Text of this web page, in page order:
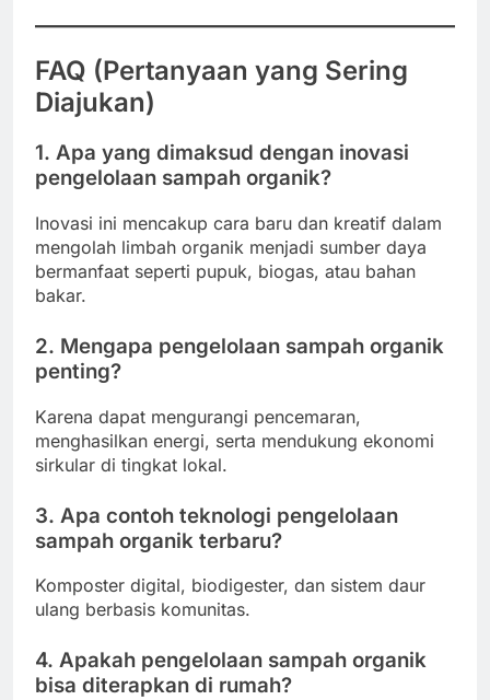
FAQ (Pertanyaan yang Sering
Diajukan)
1. Apa yang dimaksud dengan inovasi
pengelolaan sampah organik?
Inovasi ini mencakup cara baru dan kreatif dalam
mengolah limbah organik menjadi sumber daya
bermanfaat seperti pupuk, biogas, atau bahan
bakar.
2. Mengapa pengelolaan sampah organik
penting?
Karena dapat mengurangi pencemaran,
menghasilkan energi, serta mendukung ekonomi
sirkular di tingkat lokal.
3. Apa contoh teknologi pengelolaan
sampah organik terbaru?
Komposter digital, biodigester, dan sistem daur
ulang berbasis komunitas.
4. Apakah pengelolaan sampah organik
bisa diterapkan di rumah?